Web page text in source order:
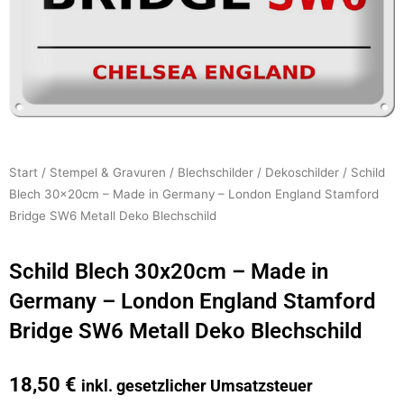
Start / Stempel & Gravuren / Blechschilder / Dekoschilder / Schild
Blech 30x20cm – Made in Germany – London England Stamford
Bridge SW6 Metall Deko Blechschild
Schild Blech 30x20cm – Made in
Germany – London England Stamford
Bridge SW6 Metall Deko Blechschild
18,50 € inkl. gesetzlicher Umsatzsteuer